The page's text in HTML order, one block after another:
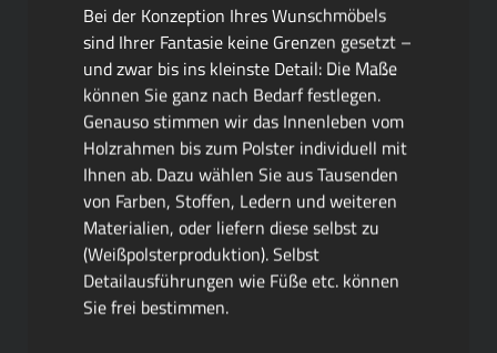
Bei der Konzeption Ihres Wunschmöbels
sind Ihrer Fantasie keine Grenzen gesetzt –
und zwar bis ins kleinste Detail: Die Maße
können Sie ganz nach Bedarf festlegen.
Genauso stimmen wir das Innenleben vom
Holzrahmen bis zum Polster individuell mit
Ihnen ab. Dazu wählen Sie aus Tausenden
von Farben, Stoffen, Ledern und weiteren
Materialien, oder liefern diese selbst zu
(Weißpolsterproduktion). Selbst
Detailausführungen wie Füße etc. können
Sie frei bestimmen.